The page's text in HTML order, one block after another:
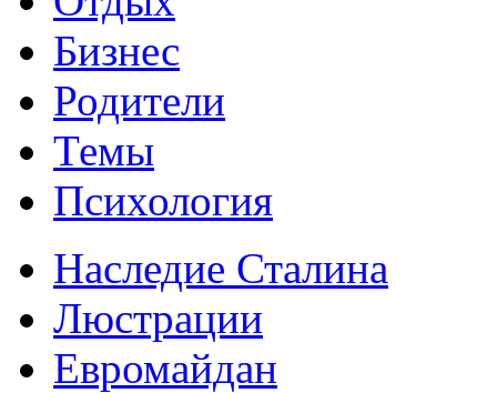
Бизнес
Родители
Темы
Психология
Наследие Сталина
Люстрации
Евромайдан